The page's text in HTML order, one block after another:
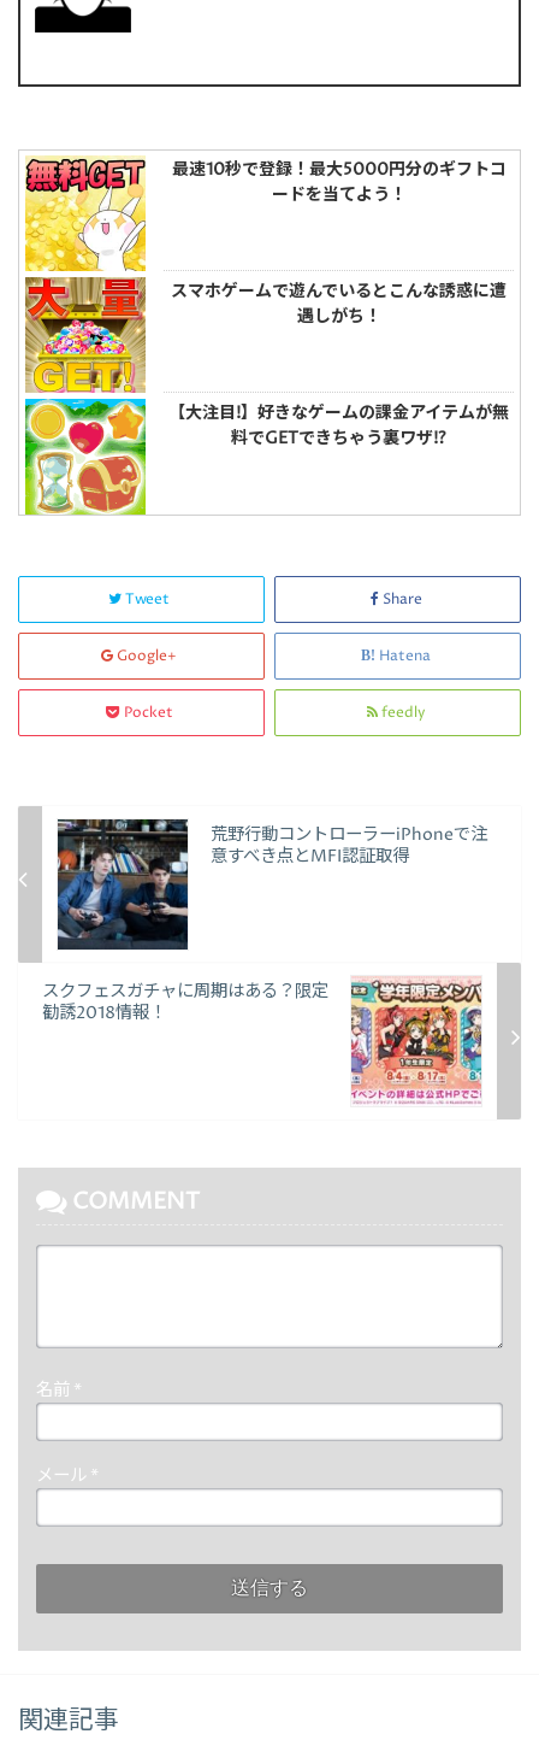
最速10秒で登録！最大5000円分のギフトコ
ードを当てよう！
スマホゲームで遊んでいるとこんな誘惑に遭
遇しがち！
【大注目!】好きなゲームの課金アイテムが無
料でGETできちゃう裏ワザ!?
Tweet Share
Google+ Hatena
Pocket feedly
荒野行動コントローラーiPhoneで注
意すべき点とMFI認証取得
スクフェスガチャに周期はある？限定
勧誘2018情報！
COMMENT
名前 *
メール *
関連記事